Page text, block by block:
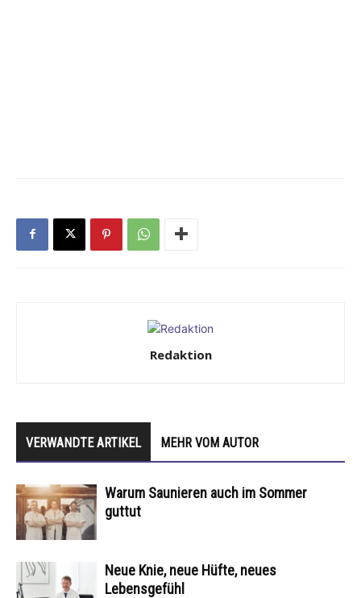
Redaktion
VERWANDTE ARTIKEL MEHR VOM AUTOR
Warum Saunieren auch im Sommer
guttut
Neue Knie, neue Hüfte, neues
Lebensgefühl